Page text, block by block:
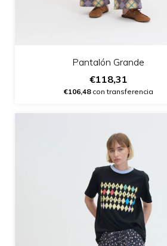
Pantalón Grande
€118,31
€106,48con transferencia